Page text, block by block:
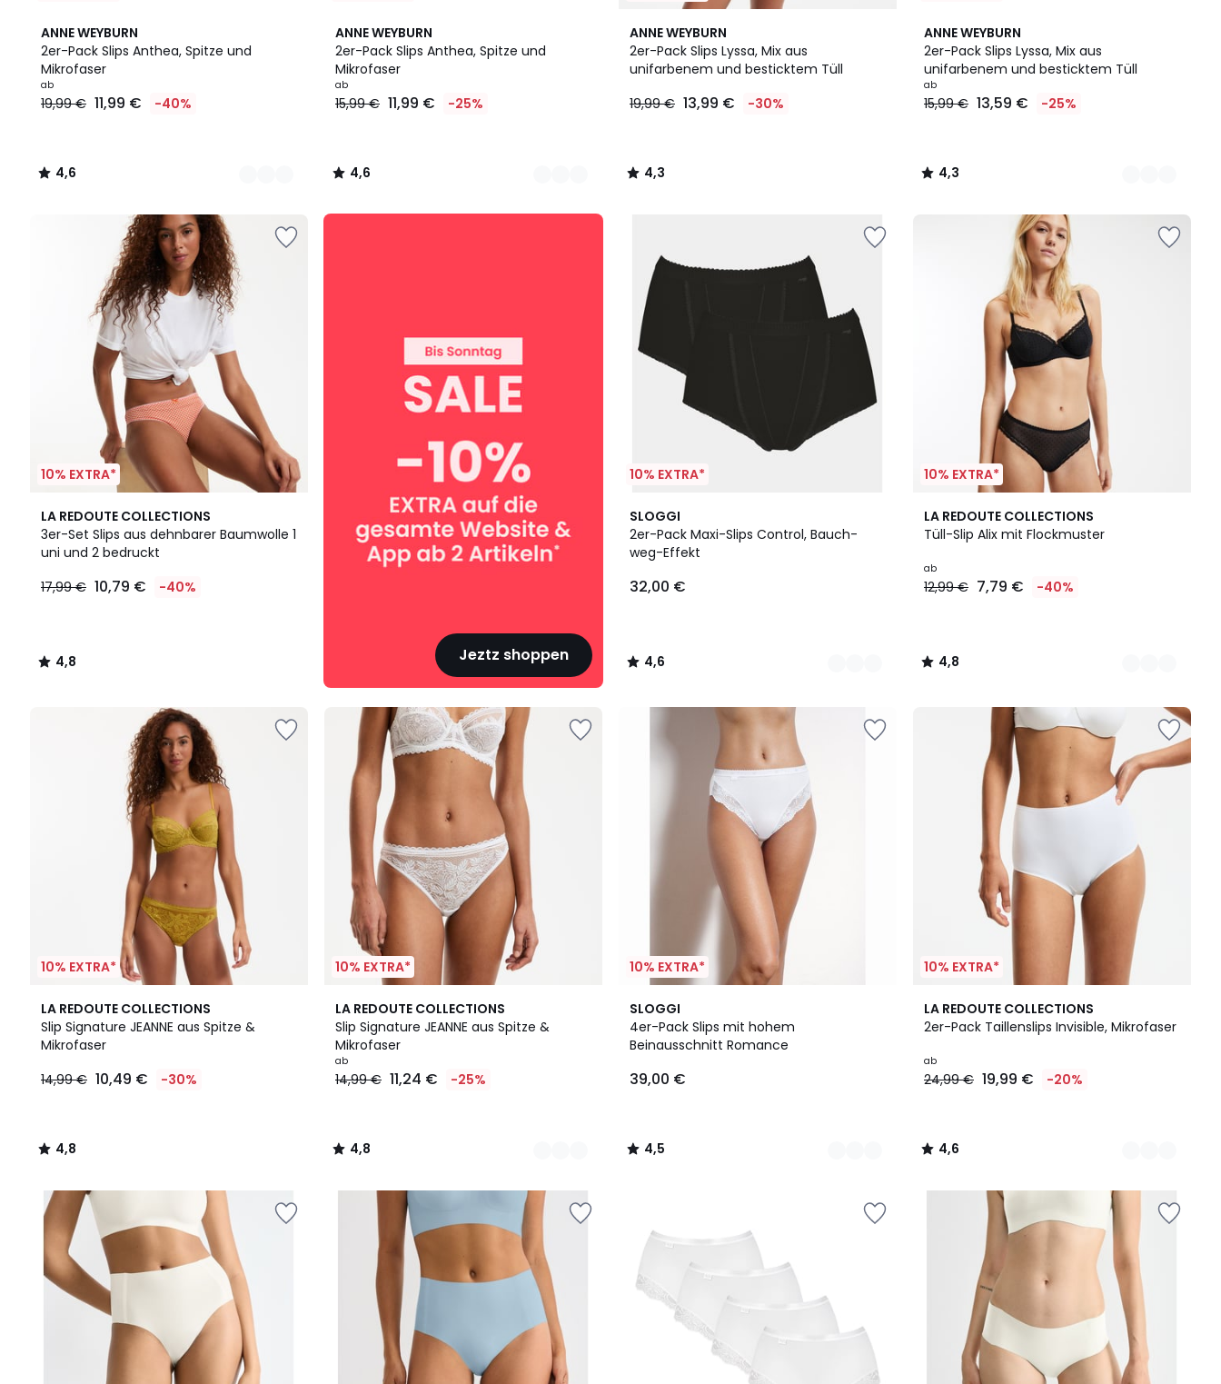
ANNE WEYBURN
2er-Pack Slips Anthea, Spitze und
Mikrofaser
Ab
11,99
€
ab
19,99 € 11,99 € -40%
4,6
/ 5
2
Farben
4,6
/
ANNE WEYBURN
2er-Pack Slips Anthea, Spitze und
Mikrofaser
ab
15,99 € 11,99 € -25%
4,6
/ 5
6
Farben
4,6
/
ANNE WEYBURN
2er-Pack Slips Lyssa, Mix aus
unifarbenem und besticktem Tüll
19,99 € 13,99 € -30%
4,3
/ 5
4,3
/
ANNE WEYBURN
2er-Pack Slips Lyssa, Mix aus
unifarbenem und besticktem Tüll
ab
15,99 € 13,59 € -25%
4,3
/ 5
5
Farben
4,3
/
10% EXTRA*
LA REDOUTE COLLECTIONS
3er-Set Slips aus dehnbarer Baumwolle 1
uni und 2 bedruckt
17,99 € 10,79 € -40%
4,8
/ 5
4,8
/
Jeztz shoppen
SALE
10% EXTRA*
SLOGGI
2er-Pack Maxi-Slips Control, Bauch-
weg-Effekt
32,00 €
4,6
/ 5
2
Farben
4,6
/
10% EXTRA*
LA REDOUTE COLLECTIONS
Tüll-Slip Alix mit Flockmuster
ab
12,99 € 7,79 € -40%
4,8
/ 5
4
Farben
4,8
/
10% EXTRA*
LA REDOUTE COLLECTIONS
Slip Signature JEANNE aus Spitze &
Mikrofaser
14,99 € 10,49 € -30%
4,8
/ 5
4,8
/
10% EXTRA*
LA REDOUTE COLLECTIONS
Slip Signature JEANNE aus Spitze &
Mikrofaser
ab
14,99 € 11,24 € -25%
4,8
/ 5
5
Farben
4,8
/
10% EXTRA*
SLOGGI
4er-Pack Slips mit hohem
Beinausschnitt Romance
39,00 €
4,5
/ 5
2
Farben
4,5
/
10% EXTRA*
LA REDOUTE COLLECTIONS
2er-Pack Taillenslips Invisible, Mikrofaser
ab
24,99 € 19,99 € -20%
4,6
/ 5
3
Farben
4,6
/